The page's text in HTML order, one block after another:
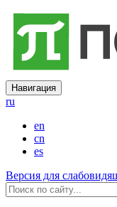
Навигация
ru
en
cn
es
Версия для